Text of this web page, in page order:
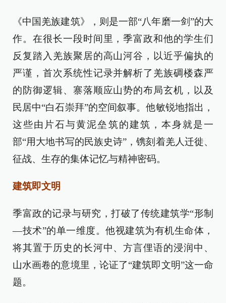
《中国羌族建筑》，则是一部“八年磨一剑”的大
作。在很长一段时间里，季富政和他的学生们
反复踏入羌族聚居的高山河谷，以近乎偏执的
严谨，首次系统性记录并解析了羌族碉楼森严
的防御逻辑、寨落顺应山势的布局玄机，以及
民居中“白石崇拜”的空间叙事。他敏锐地指出，
这些由片石与黄泥垒筑的建筑，本身就是一
部“用大地书写的民族史诗”，镌刻着羌人迁徙、
征战、生存的集体记忆与精神密码。
建筑即文明
季富政的记录与研究，打破了传统建筑学“形制
—技术”的单一维度。他视建筑为有机生命体，
将其置于历史的长河中、方言俚语的浸润中、
山水画卷的意境里，论证了“建筑即文明”这一命
题。